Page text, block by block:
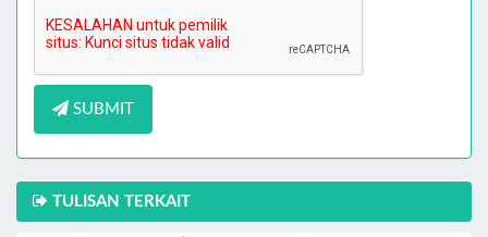
SUBMIT
TULISAN TERKAIT